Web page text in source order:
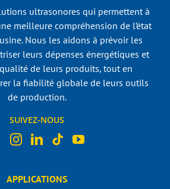
ultrasonores qui permettent à
meilleure compréhension de l’état
Nous les aidons à prévoir les
leurs dépenses énergétiques et
de leurs produits, tout en
la fiabilité globale de leurs outils
de production.
SUIVEZ-NOUS
APPLICATIONS